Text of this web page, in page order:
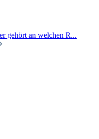
gehört an welchen R...